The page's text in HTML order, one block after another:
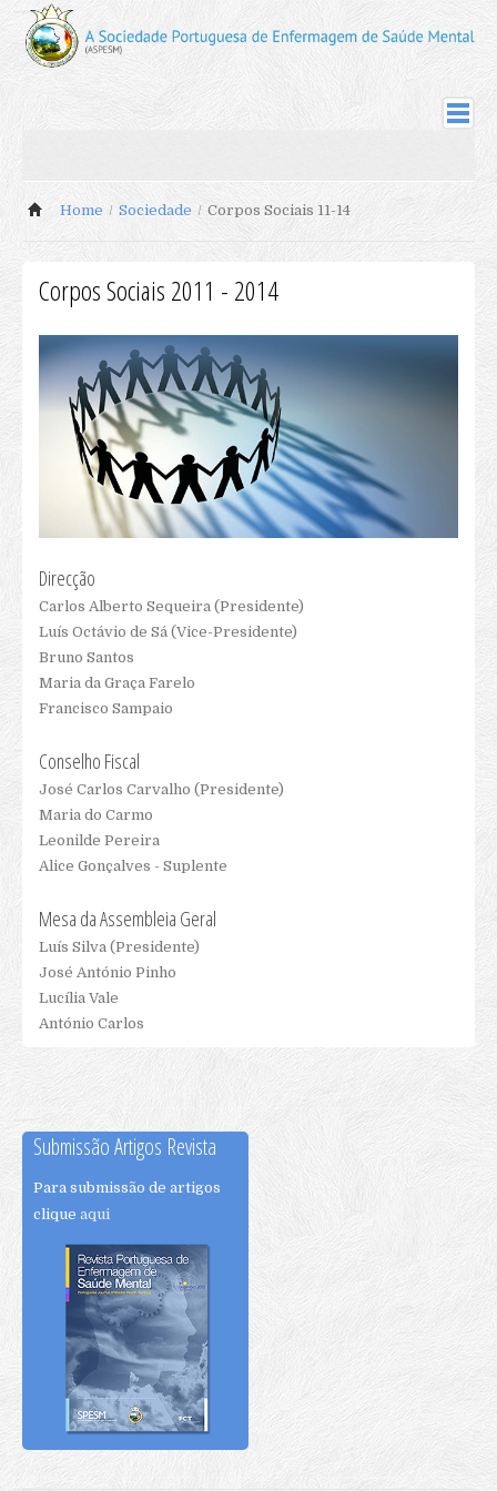
Sociedade
Sócios Fundadores
Corpos Sociais 11-14
Sócios
Actualização de Cotas
Actualização Dados de Sócio
Inscrição Novos Sócios
Revista
Revistas Publicadas
Edições Especiais
Livros Publicados
E-Book
Outras Publicações
Biblioteca
Links
Eventos
X Congresso
Informações Gerais
Ficha de Inscrição
Modelo de Submissão de Propostas
Regulamento
Home / Sociedade / Corpos Sociais 11-14
Corpos Sociais 2011 - 2014
Direcção
Carlos Alberto Sequeira (Presidente)
Luís Octávio de Sá (Vice-Presidente)
Bruno Santos
Maria da Graça Farelo
Francisco Sampaio
Conselho Fiscal
José Carlos Carvalho (Presidente)
Maria do Carmo
Leonilde Pereira
Alice Gonçalves - Suplente
Mesa da Assembleia Geral
Luís Silva (Presidente)
José António Pinho
Lucília Vale
António Carlos
Submissão Artigos Revista
Para submissão de artigos
clique aqui